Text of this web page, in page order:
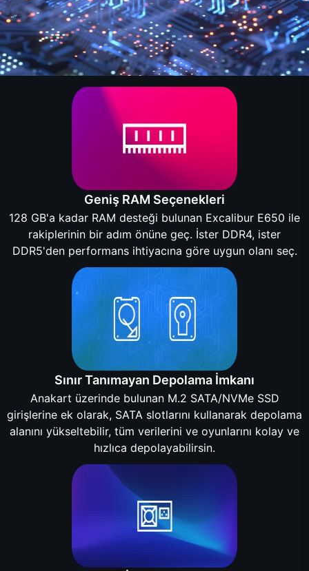
Geniş RAM Seçenekleri
128 GB'a kadar RAM desteği bulunan Excalibur E650 ile
rakiplerinin bir adım önüne geç. İster DDR4, ister
DDR5'den performans ihtiyacına göre uygun olanı seç.
Sınır Tanımayan Depolama İmkanı
Anakart üzerinde bulunan M.2 SATA/NVMe SSD
girişlerine ek olarak, SATA slotlarını kullanarak depolama
alanını yükseltebilir, tüm verilerini ve oyunlarını kolay ve
hızlıca depolayabilirsin.